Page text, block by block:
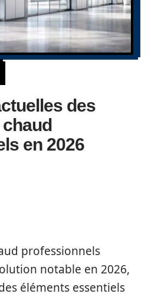
des
chaud
en 2026
professionnels
notable en 2026,
éléments essentiels